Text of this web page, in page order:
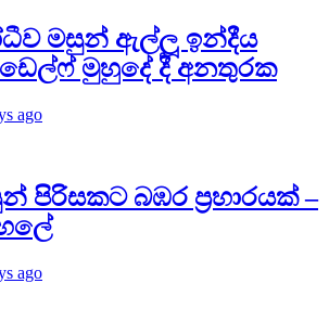
මසුන් ඇල්ලූ ඉන්දීය
ඩෙල්ෆ් මුහුදේ දී අනතුරක
ago
පිරිසකට බඹර ප්‍රහාරයක් –
ago